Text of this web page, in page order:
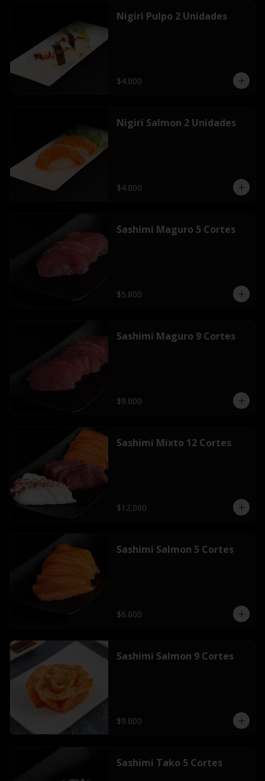
Nigiri Pulpo 2 Unidades
$4.000
Nigiri Salmon 2 Unidades
$4.000
Sashimi Maguro 5 Cortes
$5.800
Sashimi Maguro 9 Cortes
$9.000
Sashimi Mixto 12 Cortes
$12.000
Sashimi Salmon 5 Cortes
$6.000
Sashimi Salmon 9 Cortes
$9.000
Sashimi Tako 5 Cortes